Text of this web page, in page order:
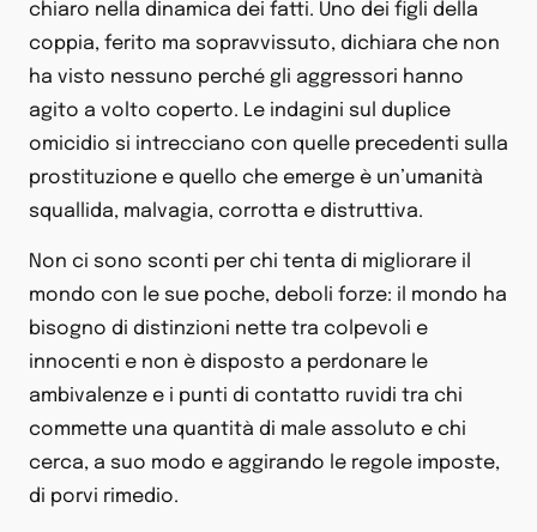
chiaro nella dinamica dei fatti. Uno dei figli della
coppia, ferito ma sopravvissuto, dichiara che non
ha visto nessuno perché gli aggressori hanno
agito a volto coperto. Le indagini sul duplice
omicidio si intrecciano con quelle precedenti sulla
prostituzione e quello che emerge è un’umanità
squallida, malvagia, corrotta e distruttiva.
Non ci sono sconti per chi tenta di migliorare il
mondo con le sue poche, deboli forze: il mondo ha
bisogno di distinzioni nette tra colpevoli e
innocenti e non è disposto a perdonare le
ambivalenze e i punti di contatto ruvidi tra chi
commette una quantità di male assoluto e chi
cerca, a suo modo e aggirando le regole imposte,
di porvi rimedio.